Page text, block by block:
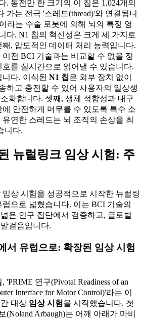
. 동전만 한 크기의 이 칩은 1,024개의
가는 전극 '스레드(thread)'와 연결됩니
라는 수술 로봇에 의해 뇌의 특정 영
다. N1 칩의 혁신성은 크게 세 가지로
, 압도적인 데이터 처리 능력입니다.
이전 BCI 기술과는 비교할 수 없을 정
를 실시간으로 읽어낼 수 있습니다.
다. 이식된 N1 칩은 외부 장치 없이
하고 충전할 수 있어 사용자의 일상생
화합니다. 셋째, 생체 적합성과 내구
안전하게 머무를 수 있도록 특수 소
연한 스레드는 뇌 조직의 손상을 최
니다.
뉴럴링크 임상 시험: 주
상 시험을 성공적으로 시작한 뉴럴링
으로 넓혔습니다. 이는 BCI 기술의
은 인구 집단에서 검증하고, 글로벌
걸음입니다.
서 유럽으로: 확장된 임상 시험
'PRIME 연구(Pivotal Readiness of an
Interface for Motor Control)'라는 이
대상 임상 시험 을 시작했습니다. 첫
(Noland Arbaugh)는 어깨 아래가 마비